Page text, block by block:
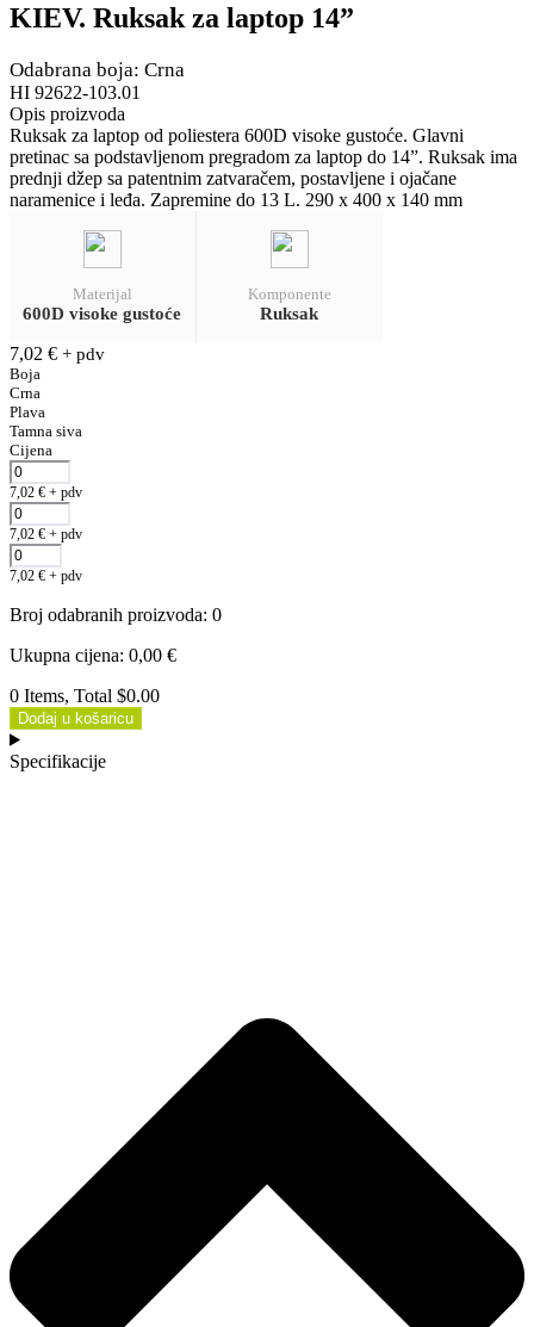
KIEV. Ruksak za laptop 14”
Odabrana boja: Crna
HI 92622-103.01
Opis proizvoda
Ruksak za laptop od poliestera 600D visoke gustoće. Glavni
pretinac sa podstavljenom pregradom za laptop do 14”. Ruksak ima
prednji džep sa patentnim zatvaračem, postavljene i ojačane
naramenice i leđa. Zapremine do 13 L. 290 x 400 x 140 mm
Materijal
600D visoke gustoće
Komponente
Ruksak
7,02 € + pdv
Boja
Crna
Plava
Tamna siva
Cijena
7,02 € + pdv
7,02 € + pdv
7,02 € + pdv
Broj odabranih proizvoda: 0
Ukupna cijena: 0,00 €
0 Items, Total $0.00
Dodaj u košaricu
Specifikacije